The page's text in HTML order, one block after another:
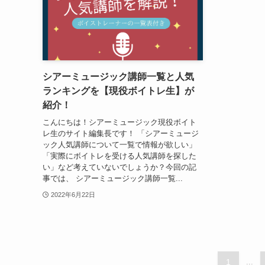
シアーミュージック講師一覧と人気
ランキングを【現役ボイトレ生】が
紹介！
こんにちは！シアーミュージック現役ボイト
レ生のサイト編集長です！ 「シアーミュージ
ック人気講師について一覧で情報が欲しい」
「実際にボイトレを受ける人気講師を探した
い」など考えていないでしょうか？今回の記
事では、 シアーミュージック講師一覧...
2022年6月22日
1